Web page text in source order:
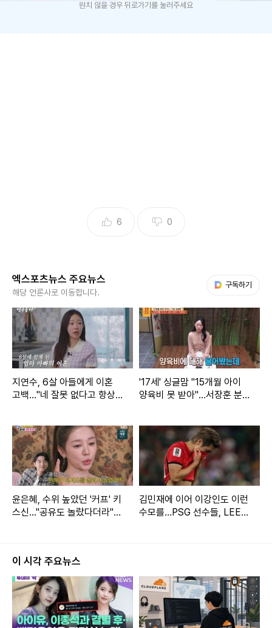
있다. 키는 "우리는 그게 일상인데, 못 보시던 분들은 '왜 이렇
게 싸우나' 생각하셨을 거다. 잔소리를 너무 한다. 티키타카 하
는 모습을 보고 광고가 들어왔다"고 밝혔다.
민호는 "본의 아니게 구라, 석훈과 같은 인천 출신"이라며 "인
천 출신의 특징인데 인천 부심이 있다"고 말했다. 이석훈은 "이
상하게 인천 산다고 하면 그 순간 하나가 된다"고 동의했다.
민호한테도 얘기한다. 밖에서 만났으면 평생 모르고 살았을 것
이다. 표준 계약서가 엮어 준 인연이다. 10년쯤 지나니 '세상에
이런 친구도 있구나' 이해하게 됐다"고 말했다.
원치 않을 경우 뒤로가기를 눌러주세요
6 0
엑스포츠뉴스 주요뉴스
해당 언론사로 이동합니다.
구독하기
지연수, 6살 아들에게 이혼
고백…"네 잘못 없다고 항상
'17세' 싱글맘 "15개월 아이
양육비 못 받아"…서장훈 분
윤은혜, 수위 높았던 '커프' 키
스신..."공유도 놀랐다더라"
김민재에 이어 이강인도 이런
수모를…PSG 선수들, LEE
이 시각 주요뉴스